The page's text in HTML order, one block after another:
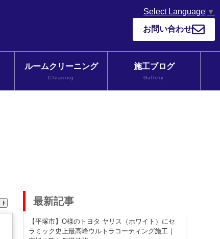
Select Language ▼
お問い合わせ
ルームクリーニング
Cleaning
施工ブログ
Gallery
最新記事
【平塚市】O様のトヨタ ヤリス（ホワイト）にセ
ラミック史上最高峰ウルトラコーティング施工｜